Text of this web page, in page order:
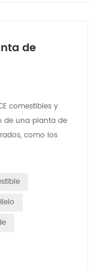
de
comestibles y
de una planta de
como los